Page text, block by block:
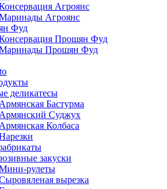
Агроянс
Агроянс
Фуд
Прошян Фуд
Прошян Фуд
деликатесы
Армянская Бастурма
Армянский Суджух
Армянская Колбаса
закуски
рулеты
вырезка